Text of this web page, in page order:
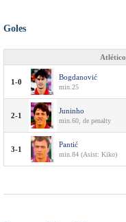
Goles
Atlético
1-0
Bogdanović
min.25
2-1
Juninho
min.60, de penalty
3-1
Pantić
min.84 (Asist: Kiko)